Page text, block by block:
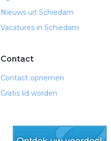
Nieuws uit Schiedam
Vacatures in Schiedam
Contact
Contact opnemen
Gratis lid worden